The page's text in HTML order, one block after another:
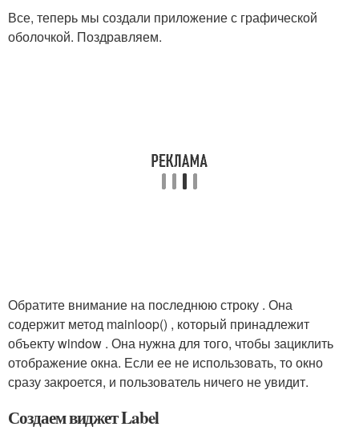
Все, теперь мы создали приложение с графической
оболочкой. Поздравляем.
Обратите внимание на последнюю строку . Она
содержит метод mainloop() , который принадлежит
объекту window . Она нужна для того, чтобы зациклить
отображение окна. Если ее не использовать, то окно
сразу закроется, и пользователь ничего не увидит.
Создаем виджет Label